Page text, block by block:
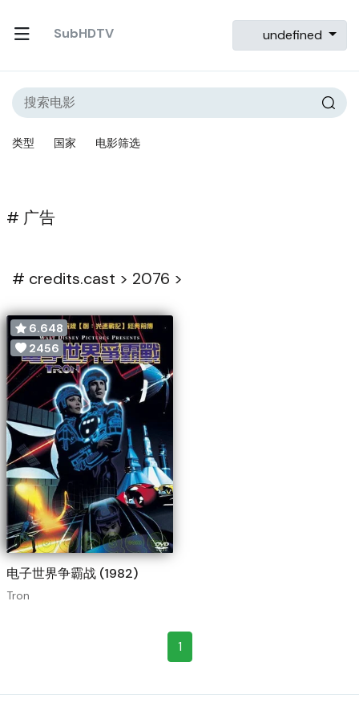
SubHDTV undefined
类型 国家 电影筛选
# credits.cast > 2076 >
6.648
2456
电子世界争霸战 (1982)
Tron
# 广告
1